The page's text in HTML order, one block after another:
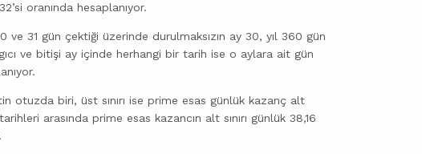
oranında hesaplanıyor.
ve 31 gün çektiği üzerinde durulmaksızın ay 30, yıl 360 gün
ve bitişi ay içinde herhangi bir tarih ise o aylara ait gün
otuzda biri, üst sınırı ise prime esas günlük kazanç alt
arasında prime esas kazancın alt sınırı günlük 38,16